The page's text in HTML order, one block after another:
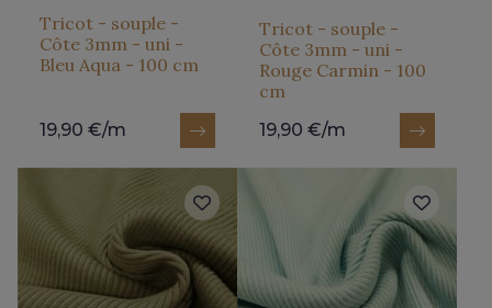
Tricot - souple -
Côte 3mm - uni -
Bleu Aqua - 100 cm
19,90 €/m
Tricot - souple -
Côte 3mm - uni -
Rouge Carmin - 100
cm
19,90 €/m